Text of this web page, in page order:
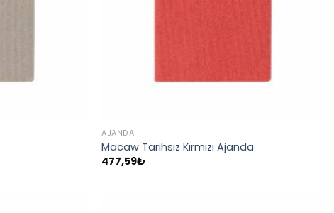
AJANDA
Macaw Tarihsiz Kırmızı Ajanda
477,59₺